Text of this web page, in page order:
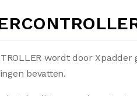
wordt door
bevatten.